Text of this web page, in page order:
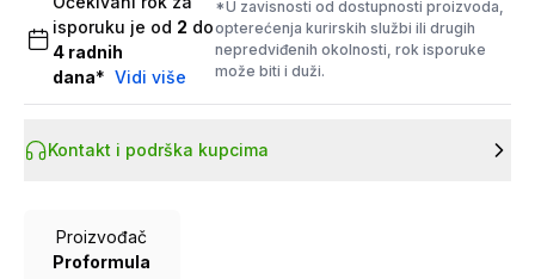
isporuku je od 2 do
4 radnih
dana* Vidi više
*U zavisnosti od dostupnosti proizvoda,
opterećenja kurirskih službi ili drugih
nepredviđenih okolnosti, rok isporuke
može biti i duži.
Kontakt i podrška kupcima
Proizvođač
Proformula